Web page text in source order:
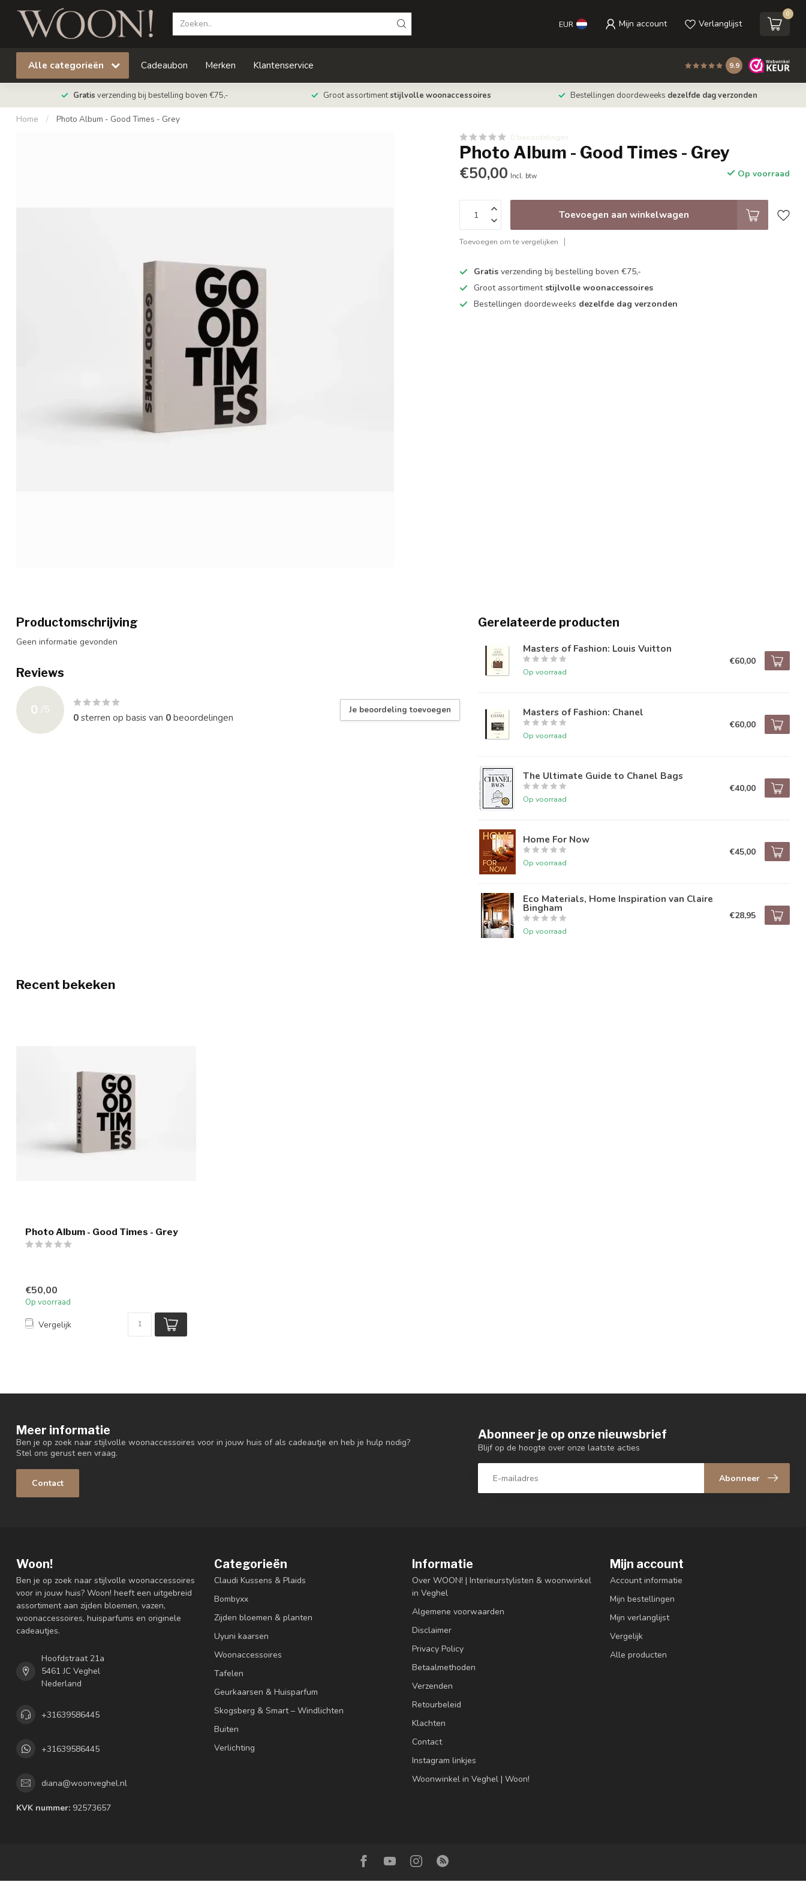
EUR Mijn account Verlanglijst
0
Alle categorieën Cadeaubon Merken Klantenservice 9.9
Gratis verzending bij bestelling boven €75,- Groot assortimentstijlvolle woonaccessoires Bestellingen doordeweeks dezelfde dag verzonden
Home / Photo Album - Good Times - Grey
0 beoordelingen
Photo Album - Good Times - Grey
€50,00 Incl. btw Op voorraad
Toevoegen aan winkelwagen
Toevoegen om te vergelijken
Gratis verzending bij bestelling boven €75,-
Groot assortiment stijlvolle woonaccessoires
Bestellingen doordeweeks dezelfde dag verzonden
Productomschrijving
Geen informatie gevonden
Reviews
0 /5
0sterren op basis van 0beoordelingen
Je beoordeling toevoegen
Gerelateerde producten
Masters of Fashion: Louis Vuitton
Op voorraad
€60,00
Masters of Fashion: Chanel
Op voorraad
€60,00
The Ultimate Guide to Chanel Bags
Op voorraad
€40,00
Home For Now
Op voorraad
€45,00
Eco Materials, Home Inspiration van Claire
Bingham
Op voorraad
€28,95
Recent bekeken
Photo Album - Good Times - Grey
€50,00
Op voorraad
Vergelijk
Meer informatie
Ben je op zoek naar stijlvolle woonaccessoires voor in jouw huis of als cadeautje en heb je hulp nodig?
Stel ons gerust een vraag.
Contact
Abonneer je op onze nieuwsbrief
Blijf op de hoogte over onze laatste acties
Abonneer
Woon!
Ben je op zoek naar stijlvolle woonaccessoires
voor in jouw huis? Woon! heeft een uitgebreid
assortiment aan zijden bloemen, vazen,
woonaccessoires, huisparfums en originele
cadeautjes.
Hoofdstraat 21a
5461 JC Veghel
Nederland
+31639586445
+31639586445
diana@woonveghel.nl
KVK nummer: 92573657
Categorieën
Claudi Kussens & Plaids
Bombyxx
Zijden bloemen & planten
Uyuni kaarsen
Woonaccessoires
Tafelen
Geurkaarsen & Huisparfum
Skogsberg & Smart – Windlichten
Buiten
Verlichting
Informatie
Over WOON! | Interieurstylisten & woonwinkel
in Veghel
Algemene voorwaarden
Disclaimer
Privacy Policy
Betaalmethoden
Verzenden
Retourbeleid
Klachten
Contact
Instagram linkjes
Woonwinkel in Veghel | Woon!
Mijn account
Account informatie
Mijn bestellingen
Mijn verlanglijst
Vergelijk
Alle producten